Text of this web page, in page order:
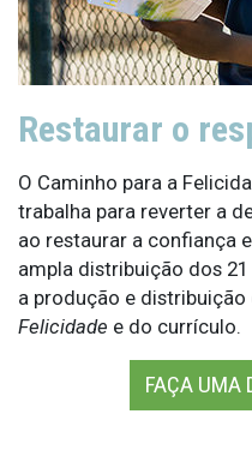
Restaurar o
O Caminho para a
trabalha para reverter a
ao restaurar a confiança
ampla distribuição dos
a produção e distribuição
Felicidade e do currículo.
FAÇA UMA